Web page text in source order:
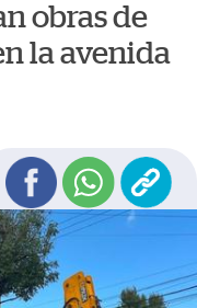
obras de
la avenida